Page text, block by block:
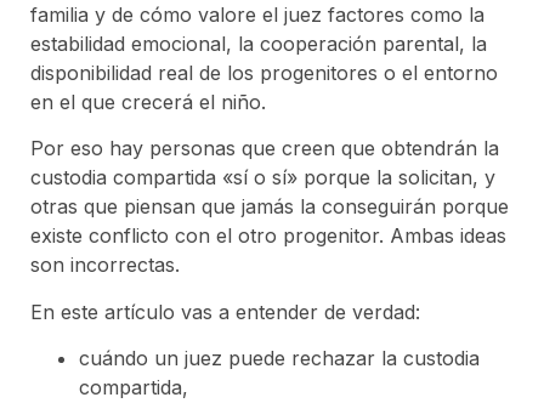
familia y de cómo valore el juez factores como la
estabilidad emocional, la cooperación parental, la
disponibilidad real de los progenitores o el entorno
en el que crecerá el niño.
Por eso hay personas que creen que obtendrán la
custodia compartida «sí o sí» porque la solicitan, y
otras que piensan que jamás la conseguirán porque
existe conflicto con el otro progenitor. Ambas ideas
son incorrectas.
En este artículo vas a entender de verdad:
cuándo un juez puede rechazar la custodia
compartida,